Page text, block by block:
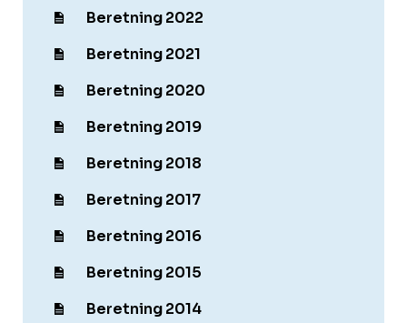
Beretning 2022
Beretning 2021
Beretning 2020
Beretning 2019
Beretning 2018
Beretning 2017
Beretning 2016
Beretning 2015
Beretning 2014